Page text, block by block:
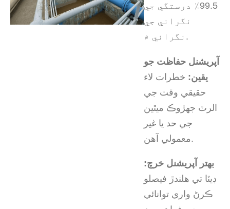
99.5٪ درستگي جي
نگراني جي
نگراني ۾.
آپريشنل حفاظت جو
يقين: خطرات لاء
حقيقي وقت جي
الرٽ جهڙوڪ ميٿين
جي حد يا غير
معمولي آهن.
بهتر آپريشنل خرچ:
ڊيٽا تي هلندڙ فيصلو
ڪرڻ واري توانائي